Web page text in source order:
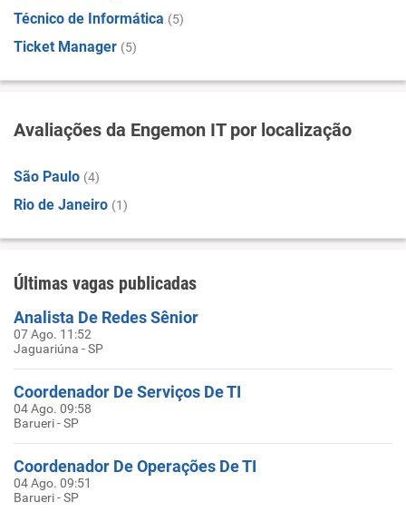
Técnico de Informática (5)
Ticket Manager (5)
Avaliações da Engemon IT por localização
São Paulo (4)
Rio de Janeiro (1)
Últimas vagas publicadas
Analista De Redes Sênior
07 Ago. 11:52
Jaguariúna - SP
Coordenador De Serviços De TI
04 Ago. 09:58
Barueri - SP
Coordenador De Operações De TI
04 Ago. 09:51
Barueri - SP